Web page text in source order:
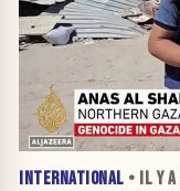
INTERNATIONAL • IL Y A